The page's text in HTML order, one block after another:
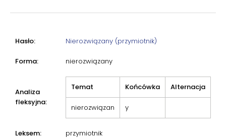
Hasło: Nierozwiązany (przymiotnik)
Forma: nierozwiązany
Analiza
fleksyjna:
Temat Końcówka Alternacja
nierozwiązan y
Leksem: przymiotnik